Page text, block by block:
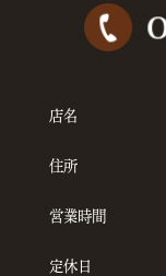
店名
住所
営業時間
定休日